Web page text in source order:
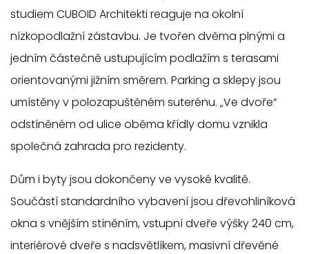
studiem CUBOID Architekti reaguje na okolní
nízkopodlažní zástavbu. Je tvořen dvěma plnými a
jedním částečně ustupujícím podlažím s terasami
orientovanými jižním směrem. Parking a sklepy jsou
umístěny v polozapuštěném suterénu. „Ve dvoře“
odstíněném od ulice oběma křídly domu vznikla
společná zahrada pro rezidenty.
Dům i byty jsou dokončeny ve vysoké kvalitě.
Součástí standardního vybavení jsou dřevohliníková
okna s vnějším stíněním, vstupní dveře výšky 240 cm,
interiérové dveře s nadsvětlíkem, masivní dřevěné